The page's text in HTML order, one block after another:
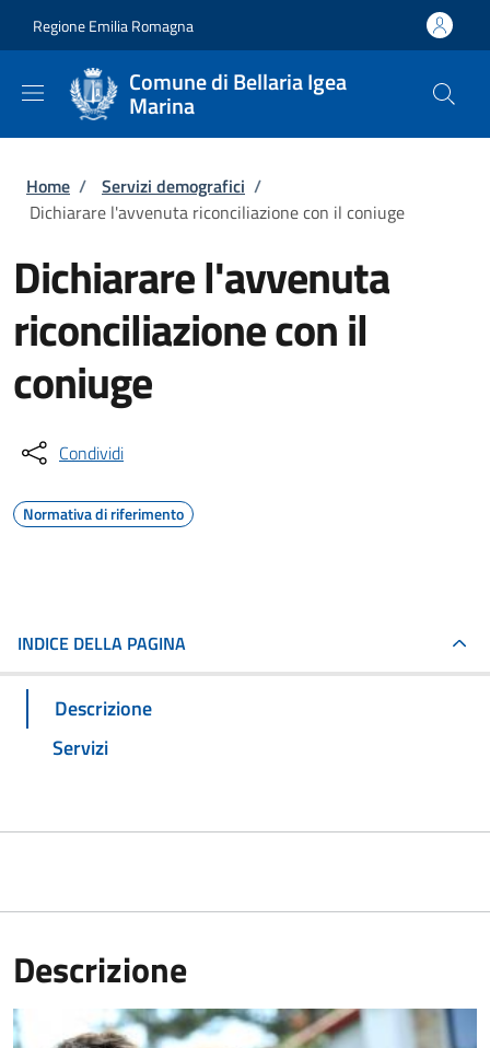
Regione Emilia Romagna
Comune di Bellaria Igea
Marina
Briciole di pane
Home / Servizi demografici /
Dichiarare l'avvenuta riconciliazione con il coniuge
Dichiarare l'avvenuta
riconciliazione con il
coniuge
Condividi
Normativa di riferimento
INDICE DELLA PAGINA
Descrizione
Servizi
Descrizione